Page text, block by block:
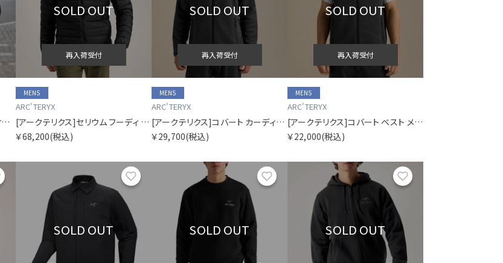
[アークテリクス]ベータ SL ジャケット メンズ
SOLD OUT
再入荷受付
MENS
ARC'TERYX
[アークテリクス]セリウム フーディ メンズ
￥68,200(税込)
SOLD OUT
再入荷受付
MENS
ARC'TERYX
[アークテリクス]コバート カーディガン メンズ
￥29,700(税込)
SOLD OUT
再入荷受付
MENS
ARC'TERYX
[アークテリクス]コバート ベスト メンズ
￥22,000(税込)
SOLD OUT SOLD OUT SOLD OUT